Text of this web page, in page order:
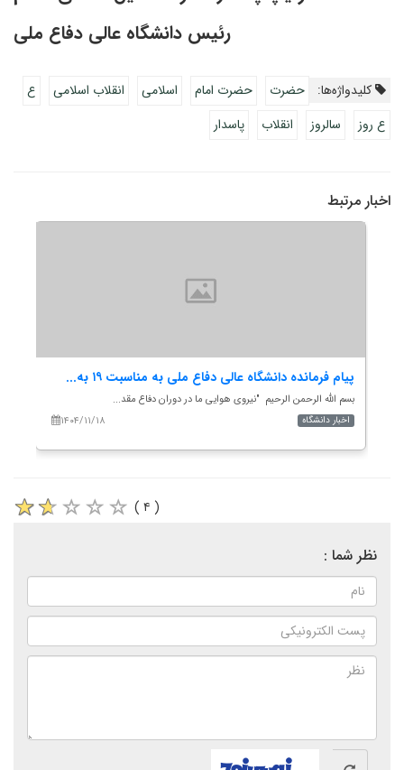
رئیس دانشگاه عالی دفاع ملی
کلیدواژه‌ها: حضرت حضرت امام اسلامی انقلاب اسلامی
ع
ع روز
سالروز انقلاب پاسدار
اخبار مرتبط
پیام فرمانده دانشگاه عالی دفاع ملی به مناسبت ۱۹ به...
بسم الله الرحمن الرحیم "نیروی هوایی ما در دوران دفاع مقد...
۱۴۰۴/۱۱/۱۸
اخبار دانشگاه
( ۴ )
نظر شما :